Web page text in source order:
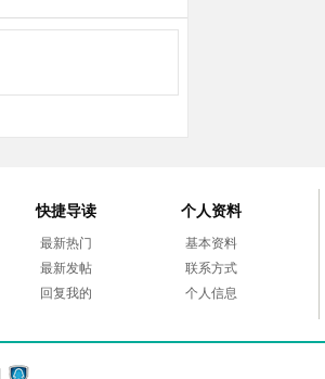
快捷导读
最新热门
最新发帖
回复我的
个人资料
基本资料
联系方式
个人信息